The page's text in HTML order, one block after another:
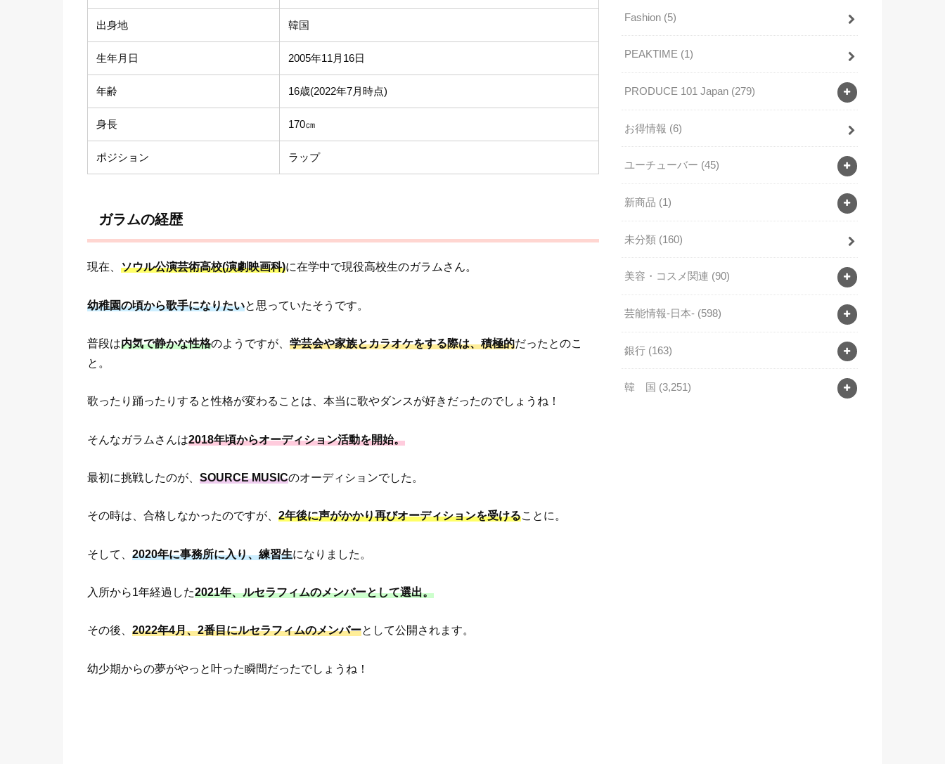
出身地 韓国
生年月日 2005年11月16日
年齢 16歳(2022年7月時点)
身長 170㎝
ポジション ラップ
ガラムの経歴
現在、 ソウル公演芸術高校(演劇映画科)に在学中で現役高校生のガラムさん。
幼稚園の頃から歌手になりたいと思っていたそうです。
普段は内気で静かな性格のようですが、 学芸会や家族とカラオケをする際は、積極的だったとのこ
と。
歌ったり踊ったりすると性格が変わることは、本当に歌やダンスが好きだったのでしょうね！
そんなガラムさんは2018年頃からオーディション活動を開始。
最初に挑戦したのが、 SOURCE MUSICのオーディションでした。
その時は、合格しなかったのですが、 2年後に声がかかり再びオーディションを受けることに。
そして、 2020年に事務所に入り、練習生になりました。
入所から1年経過した2021年、ルセラフィムのメンバーとして選出。
その後、 2022年4月、2番目にルセラフィムのメンバーとして公開されます。
幼少期からの夢がやっと叶った瞬間だったでしょうね！
Fashion (5)
PEAKTIME (1)
PRODUCE 101 Japan (279)
お得情報 (6)
ユーチューバー (45)
新商品 (1)
未分類 (160)
美容・コスメ関連 (90)
芸能情報-日本- (598)
銀行 (163)
韓 国 (3,251)